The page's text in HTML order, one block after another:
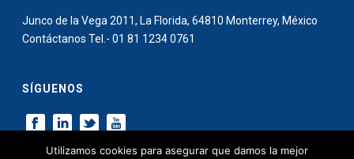
Junco de la Vega 2011, La Florida, 64810 Monterrey, México
Contáctanos Tel.- 01 81 1234 0761
SÍGUENOS
Utilizamos cookies para asegurar que damos la mejor